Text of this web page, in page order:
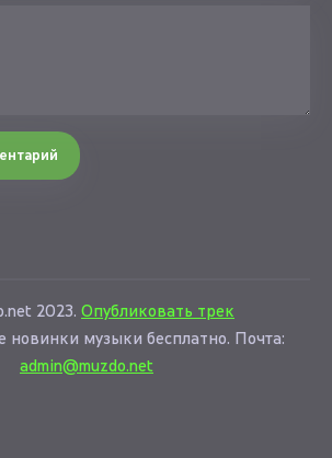
2023. Опубликовать трек
новинки музыки бесплатно. Почта:
admin@muzdo.net